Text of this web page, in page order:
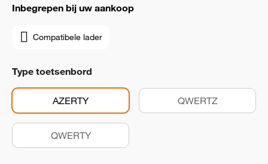
Inbegrepen bij uw aankoop
Compatibele lader
Type toetsenbord
AZERTY QWERTZ
QWERTY